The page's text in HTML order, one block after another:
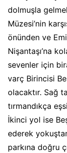
dolmuşla
Müzesi’nin
önünden ve
Nişantaşı’na
sevenler için
varç Birincisi
olacaktır. Sağ
tırmandıkça
İkinci yol ise
ederek
parkına doğru